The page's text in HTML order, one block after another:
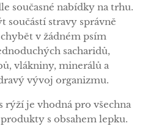
současné nabídky na trhu.
součástí stravy správně
v žádném psím
sacharidů,
vlákniny, minerálů a
vývoj organizmu.
rýží je vhodná pro všechna
s obsahem lepku.